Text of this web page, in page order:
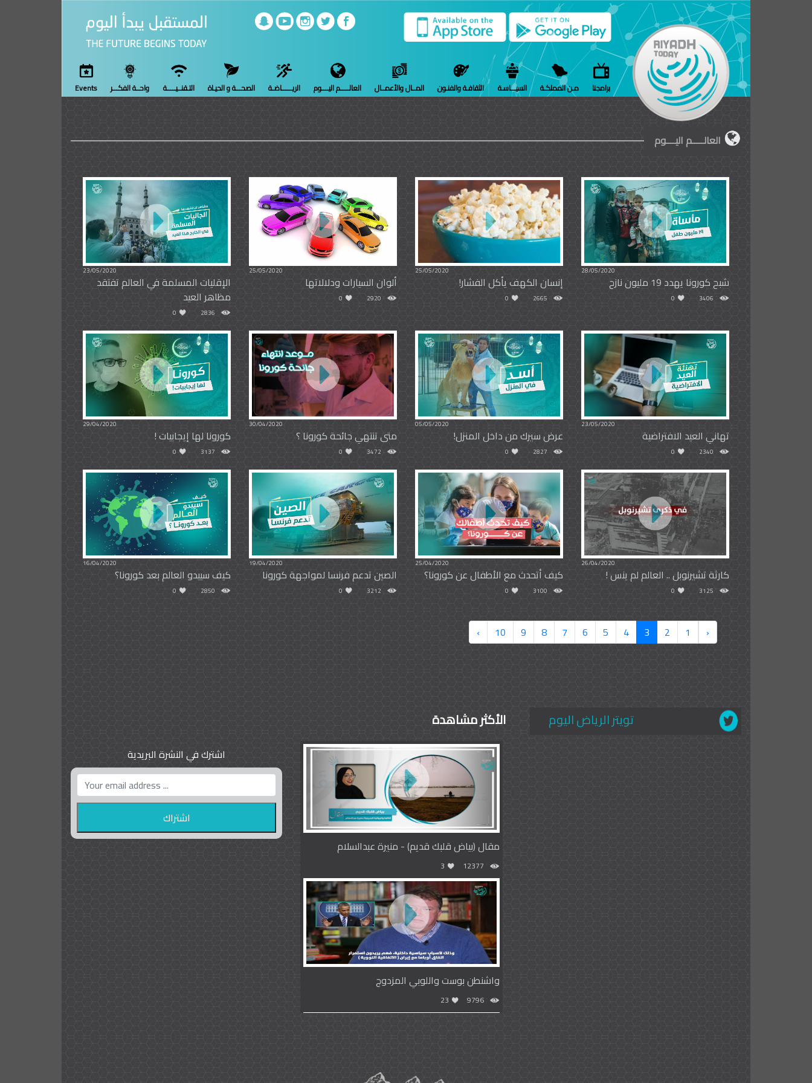
برامجنا مـن المملكـة السيـــاسـة الثقافـة والفنـون المــال والأعمــال العالـــــم اليــــوم الريــــــاضـة الصحـــة و الحيـاة التـقنــيـــــة واحــة الفكـــر Events
العالـــــم اليــــوم
28/05/2020
شبح كورونا يهدد 19 مليون نازح
3406
0
25/05/2020
إنسان الكهف يأكل الفشار!
2665
0
25/05/2020
ألوان السيارات ودلالاتها
2920
0
23/05/2020
الإقليات المسلمة في العالم تفتقد
مظاهر العيد
2836
0
23/05/2020
تهاني العيد الافتراضية
2340
0
05/05/2020
عرض سيرك من داخل المنزل!
2827
0
30/04/2020
متى تنتهي جائحة كورونا ؟
3472
0
29/04/2020
كورونا لها إيجابيات !
3137
0
26/04/2020
كارثة تشيرنوبل .. العالم لم ينس !
3125
0
25/04/2020
كيف أتحدث مع الأطفال عن كورونا؟
3100
0
19/04/2020
الصين تدعم فرنسا لمواجهة كورونا
3212
0
16/04/2020
كيف سيبدو العالم بعد كورونا؟
2850
0
‹
1
2
3
4
5
6
7
8
9
10
›
تويتر الرياض اليوم الأكثر مشاهدة
مقال (بياض قلبك قديم) - منيرة عبدالسلام
12377
3
واشنطن بوست واللوبي المزدوج
9796
23
اشترك في النشرة البريدية